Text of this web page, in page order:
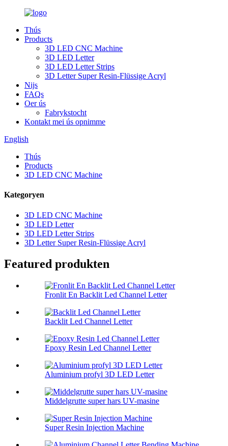
Thús
Products
3D LED CNC Machine
3D LED Letter
3D LED Letter Strips
3D Letter Super Resin-Flüssige Acryl
Nijs
FAQs
Oer ús
Fabrykstocht
Kontakt mei ús opnimme
English
Thús
Products
3D LED CNC Machine
Kategoryen
3D LED CNC Machine
3D LED Letter
3D LED Letter Strips
3D Letter Super Resin-Flüssige Acryl
Featured produkten
Fronlit En Backlit Led Channel Letter
Backlit Led Channel Letter
Epoxy Resin Led Channel Letter
Aluminium profyl 3D LED Letter
Middelgrutte super hars UV-masine
Super Resin Injection Machine